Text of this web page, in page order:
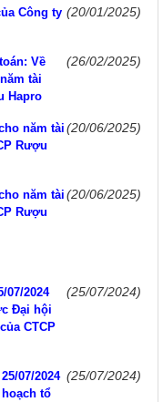
Công ty (20/01/2025)
Về
tài
Hapro
(26/02/2025)
năm tài
Rượu
(20/06/2025)
năm tài
Rượu
(20/06/2025)
07/2024
Đại hội
CTCP
(25/07/2024)
07/2024
tổ
(25/07/2024)